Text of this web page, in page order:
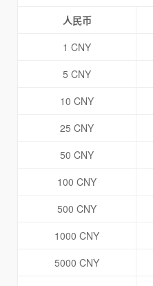
人民币
1 CNY
5 CNY
10 CNY
25 CNY
50 CNY
100 CNY
500 CNY
1000 CNY
5000 CNY